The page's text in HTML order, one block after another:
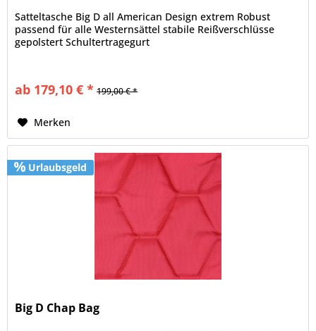
Satteltasche Big D all American Design extrem Robust
passend für alle Westernsättel stabile Reißverschlüsse
gepolstert Schultertragegurt
ab 179,10 € * 199,00 € *
Merken
Urlaubsgeld
Big D Chap Bag